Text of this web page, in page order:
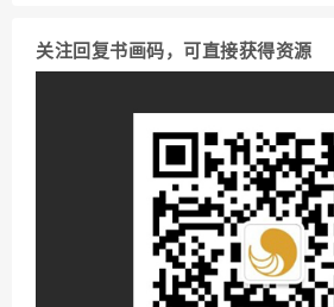
关注回复书画码，可直接获得资源